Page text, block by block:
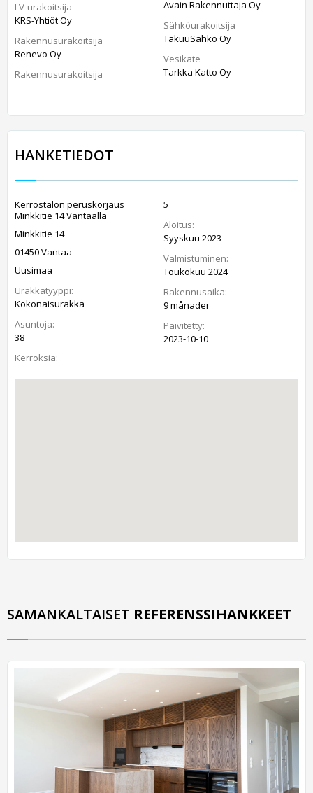
LV-urakoitsija
KRS-Yhtiöt Oy
Rakennusurakoitsija
Renevo Oy
Rakennusurakoitsija
Avain Rakennuttaja Oy
Sähköurakoitsija
TakuuSähkö Oy
Vesikate
Tarkka Katto Oy
HANKETIEDOT
Kerrostalon peruskorjaus
Minkkitie 14 Vantaalla
Minkkitie 14
01450 Vantaa
Uusimaa
Urakkatyyppi:
Kokonaisurakka
Asuntoja:
38
Kerroksia:
5
Aloitus:
Syyskuu 2023
Valmistuminen:
Toukokuu 2024
Rakennusaika:
9 månader
Päivitetty:
2023-10-10
SAMANKALTAISET REFERENSSIHANKKEET